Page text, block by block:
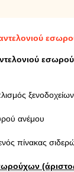
ξενοδοχείων
ανέμου
πίνακας